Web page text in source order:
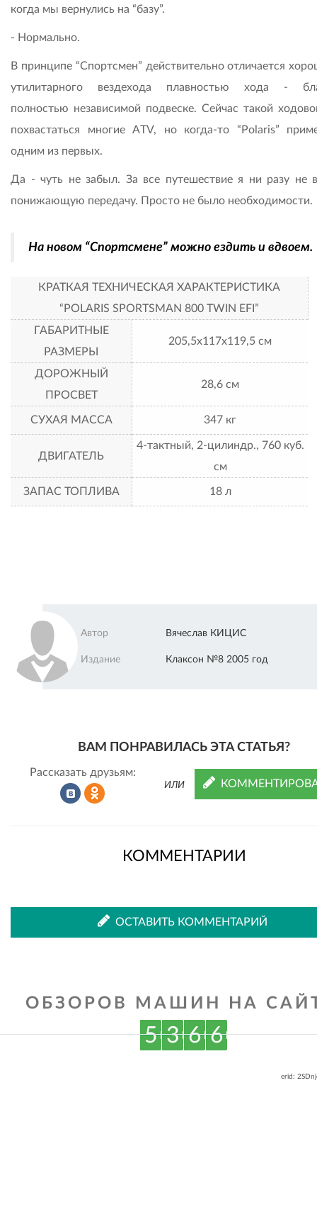
когда мы вернулись на “базу”.
- Нормально.
В принципе “Спортсмен” действительно отличается
утилитарного вездехода плавностью хода -
полностью независимой подвеске. Сейчас такой
похвастаться многие ATV, но когда-то “Polaris”
одним из первых.
Да - чуть не забыл. За все путешествие я ни разу не
понижающую передачу. Просто не было необходимости.
На новом “Спортсмене” можно ездить и вдвоем.
КРАТКАЯ ТЕХНИЧЕСКАЯ ХАРАКТЕРИСТИКА
“POLARIS SPORTSMAN 800 TWIN EFI”
ГАБАРИТНЫЕ
РАЗМЕРЫ
205,5х117х119,5 см
ДОРОЖНЫЙ
ПРОСВЕТ
28,6 см
CУХАЯ МАССА 347 кг
ДВИГАТЕЛЬ
4-тактный, 2-цилиндр., 760 куб.
см
ЗАПАС ТОПЛИВА 18 л
Автор Вячеслав КИЦИС
Издание Клаксон №8 2005 год
ВАМ ПОНРАВИЛАСЬ ЭТА СТАТЬЯ?
Рассказать друзьям:
ИЛИ
КОММЕНТАРИИ
ОСТАВИТЬ КОММЕНТАРИЙ
ОБЗОРОВ МАШИН НА
5 3 6 6
erid: